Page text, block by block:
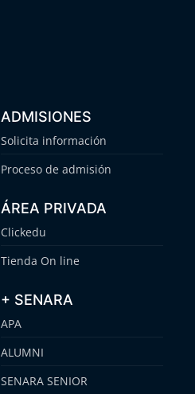
ADMISIONES
Solicita información
Proceso de admisión
ÁREA PRIVADA
Clickedu
Tienda On line
+ SENARA
APA
ALUMNI
SENARA SENIOR